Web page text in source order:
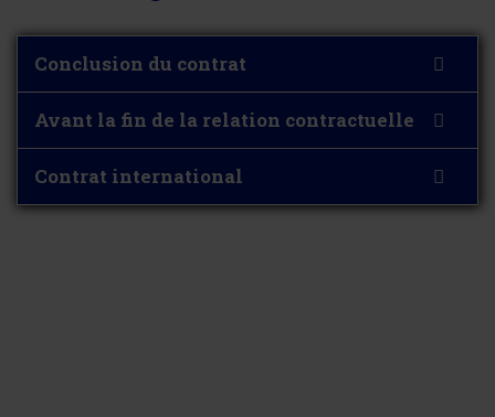
Conclusion du contrat
Avant la fin de la relation contractuelle
Contrat international